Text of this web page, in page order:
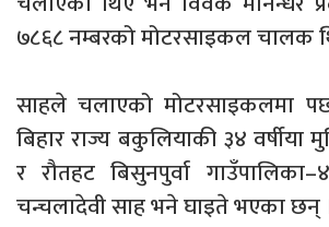
७८६८ नम्बरको मोटरसाइकल चालक
साहले चलाएको मोटरसाइकलमा
बिहार राज्य बकुलियाकी ३४ वर्षीया
र रौतहट बिसुनपुर्वा
चन्चलादेवी साह भने घाइते भएका छन्